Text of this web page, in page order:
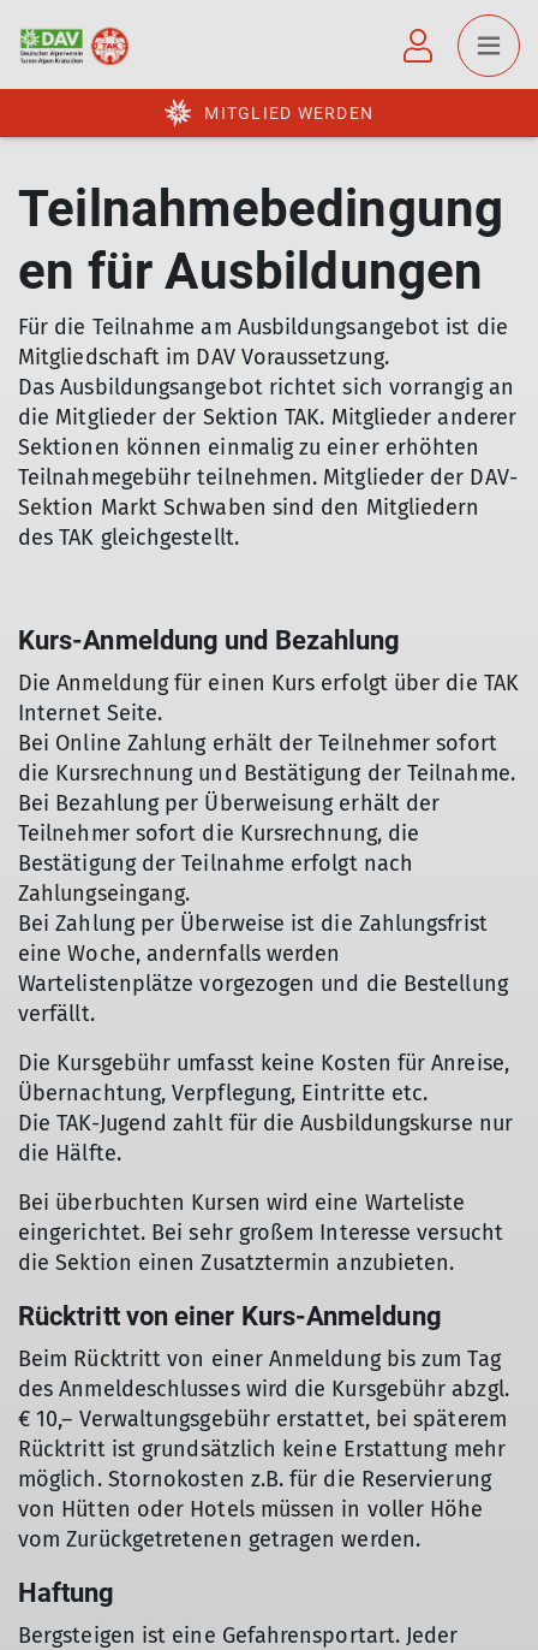
MITGLIED WERDEN
Teilnahmebedingung
en für Ausbildungen
Für die Teilnahme am Ausbildungsangebot ist die
Mitgliedschaft im DAV Voraussetzung.
Das Ausbildungsangebot richtet sich vorrangig an
die Mitglieder der Sektion TAK. Mitglieder anderer
Sektionen können einmalig zu einer erhöhten
Teilnahmegebühr teilnehmen. Mitglieder der DAV-
Sektion Markt Schwaben sind den Mitgliedern
des TAK gleichgestellt.
Kurs-Anmeldung und Bezahlung
Die Anmeldung für einen Kurs erfolgt über die TAK
Internet Seite.
Bei Online Zahlung erhält der Teilnehmer sofort
die Kursrechnung und Bestätigung der Teilnahme.
Bei Bezahlung per Überweisung erhält der
Teilnehmer sofort die Kursrechnung, die
Bestätigung der Teilnahme erfolgt nach
Zahlungseingang.
Bei Zahlung per Überweise ist die Zahlungsfrist
eine Woche, andernfalls werden
Wartelistenplätze vorgezogen und die Bestellung
verfällt.
Die Kursgebühr umfasst keine Kosten für Anreise,
Übernachtung, Verpflegung, Eintritte etc.
Die TAK-Jugend zahlt für die Ausbildungskurse nur
die Hälfte.
Bei überbuchten Kursen wird eine Warteliste
eingerichtet. Bei sehr großem Interesse versucht
die Sektion einen Zusatztermin anzubieten.
Rücktritt von einer Kurs-Anmeldung
Beim Rücktritt von einer Anmeldung bis zum Tag
des Anmeldeschlusses wird die Kursgebühr abzgl.
€ 10,– Verwaltungsgebühr erstattet, bei späterem
Rücktritt ist grundsätzlich keine Erstattung mehr
möglich. Stornokosten z.B. für die Reservierung
von Hütten oder Hotels müssen in voller Höhe
vom Zurückgetretenen getragen werden.
Haftung
Bergsteigen ist eine Gefahrensportart. Jeder